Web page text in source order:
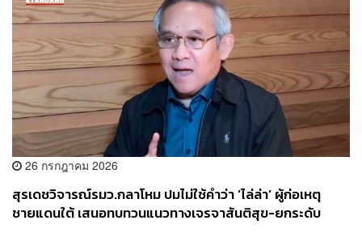
26 กรกฎาคม 2026
สุรเดชวิจารณ์รมว.กลาโหม ปมไม่ใช้คำว่า ‘ไล่ล่า’ ผู้ก่อเหตุ
ชายแดนใต้ เสนอทบทวนแนวทางเจรจาสันติสุข-ยกระดับ